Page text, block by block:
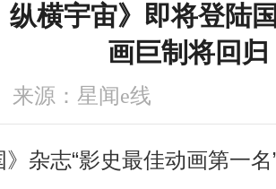
纵横宇宙》即将登陆
画巨制将回归
来源：星闻e线
杂志“影史最佳动画第一